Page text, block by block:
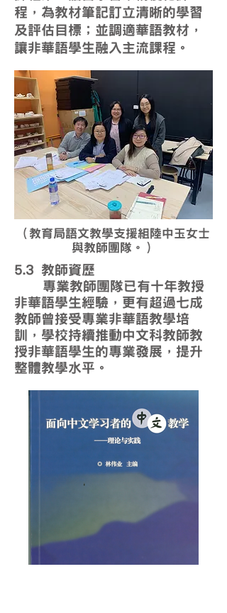
程，為教材筆記訂立清晰的學習
及評估目標；並調適華語教材，
讓非華語學生融入主流課程。
（教育局語文教學支援組陸中玉女士
與教師團隊。）
5.3 教師資歷
專業教師團隊已有十年教授
非華語學生經驗，更有超過七成
教師曾接受專業非華語教學培
訓，學校持續推動中文科教師教
授非華語學生的專業發展，提升
整體教學水平。